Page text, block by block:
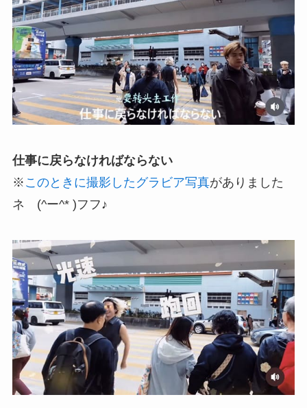
仕事に戻らなければならない
※ このときに撮影したグラビア写真がありました
ネ (^ー^* )フフ♪